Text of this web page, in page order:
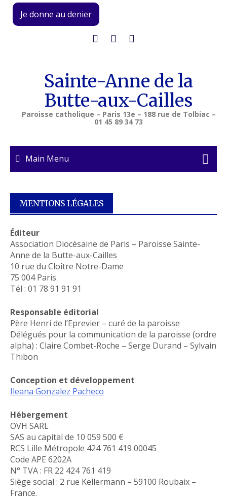
Skip
content
Je donne au denier
Sainte-Anne de la
Butte-aux-Cailles
Paroisse catholique – Paris 13e – 188 rue de Tolbiac –
01 45 89 34 73
Main Menu
MENTIONS LÉGALES
Éditeur
Association Diocésaine de Paris – Paroisse Sainte-
Anne de la Butte-aux-Cailles
10 rue du Cloître Notre-Dame
75 004 Paris
Tél : 01 78 91 91 91
Responsable éditorial
Père Henri de l’Eprevier – curé de la paroisse
Délégués pour la communication de la paroisse (ordre
alpha) : Claire Combet-Roche – Serge Durand – Sylvain
Thibon
Conception et développement
Ileana Gonzalez Pacheco
Hébergement
OVH SARL
SAS au capital de 10 059 500 €
RCS Lille Métropole 424 761 419 00045
Code APE 6202A
N° TVA : FR 22 424 761 419
Siège social : 2 rue Kellermann – 59100 Roubaix –
France.